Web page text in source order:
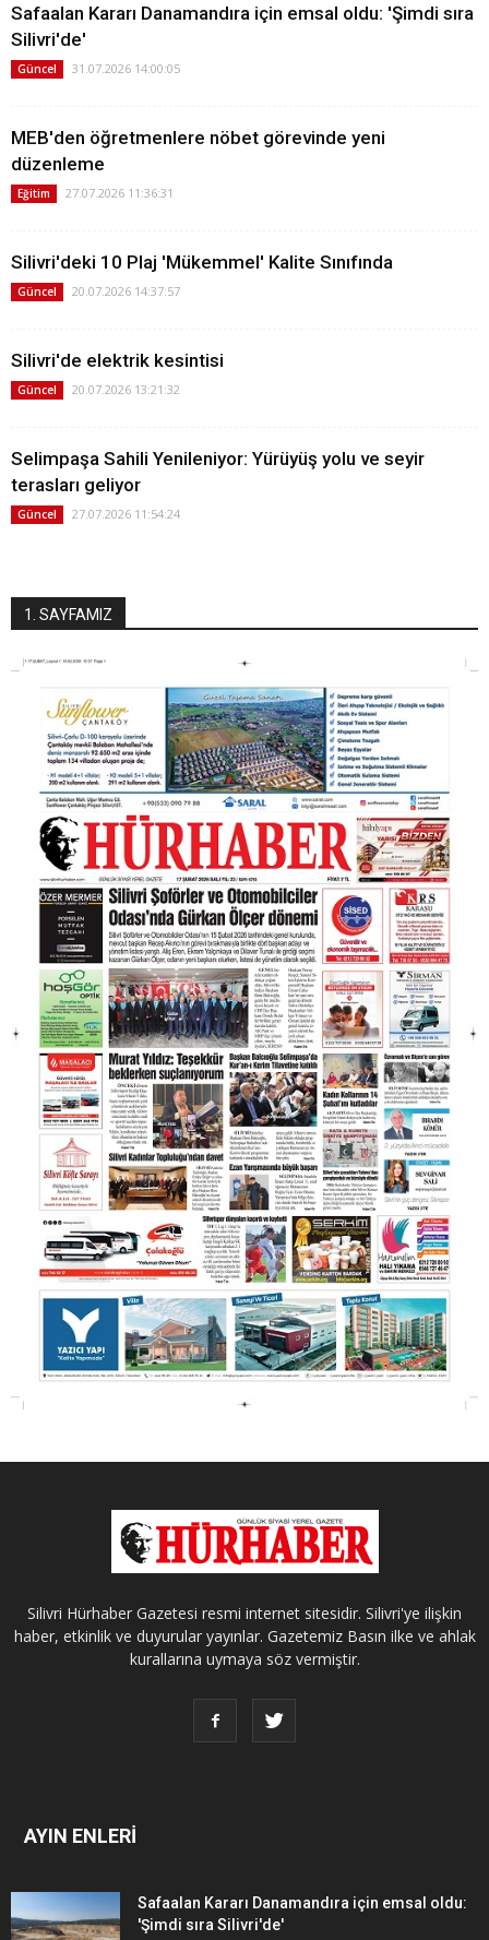
Safaalan Kararı Danamandıra için emsal oldu: 'Şimdi sıra
Silivri'de'
Güncel 31.07.2026 14:00:05
MEB'den öğretmenlere nöbet görevinde yeni
düzenleme
Eğitim 27.07.2026 11:36:31
Silivri'deki 10 Plaj 'Mükemmel' Kalite Sınıfında
Güncel 20.07.2026 14:37:57
Silivri'de elektrik kesintisi
Güncel 20.07.2026 13:21:32
Selimpaşa Sahili Yenileniyor: Yürüyüş yolu ve seyir
terasları geliyor
Güncel 27.07.2026 11:54:24
1. SAYFAMIZ
Silivri Hürhaber Gazetesi resmi internet sitesidir. Silivri'ye ilişkin
haber, etkinlik ve duyurular yayınlar. Gazetemiz Basın ilke ve ahlak
kurallarına uymaya söz vermiştir.
AYIN ENLERİ
Safaalan Kararı Danamandıra için emsal oldu:
'Şimdi sıra Silivri'de'